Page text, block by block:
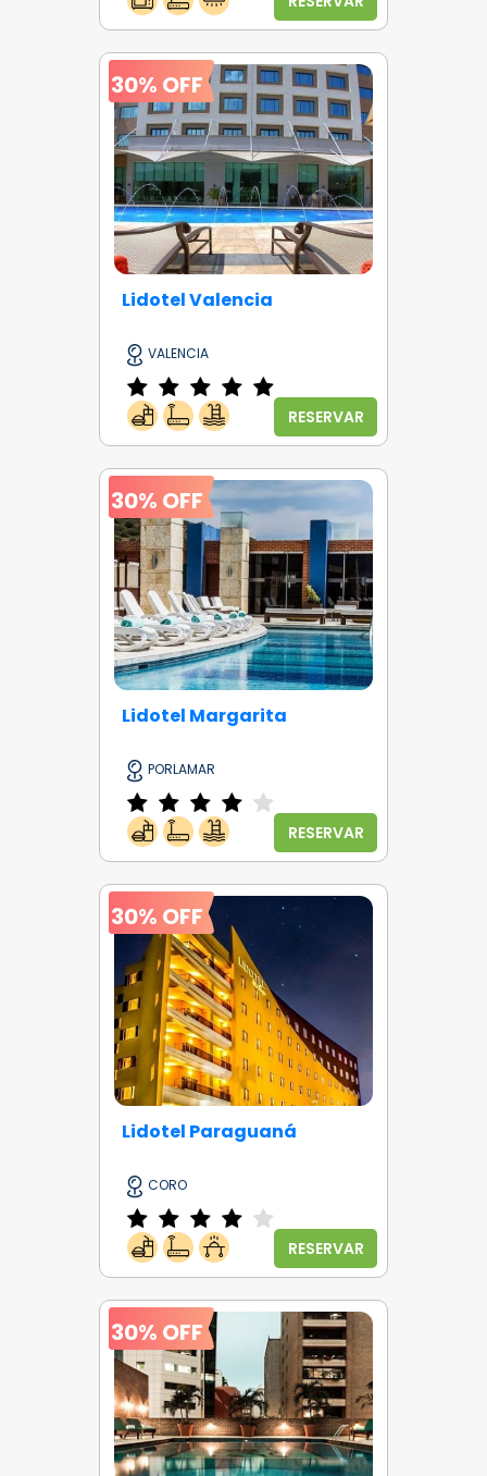
30% OFF
Lidotel Valencia
VALENCIA
RESERVAR
30% OFF
Lidotel Margarita
PORLAMAR
RESERVAR
30% OFF
Lidotel Paraguaná
CORO
RESERVAR
30% OFF